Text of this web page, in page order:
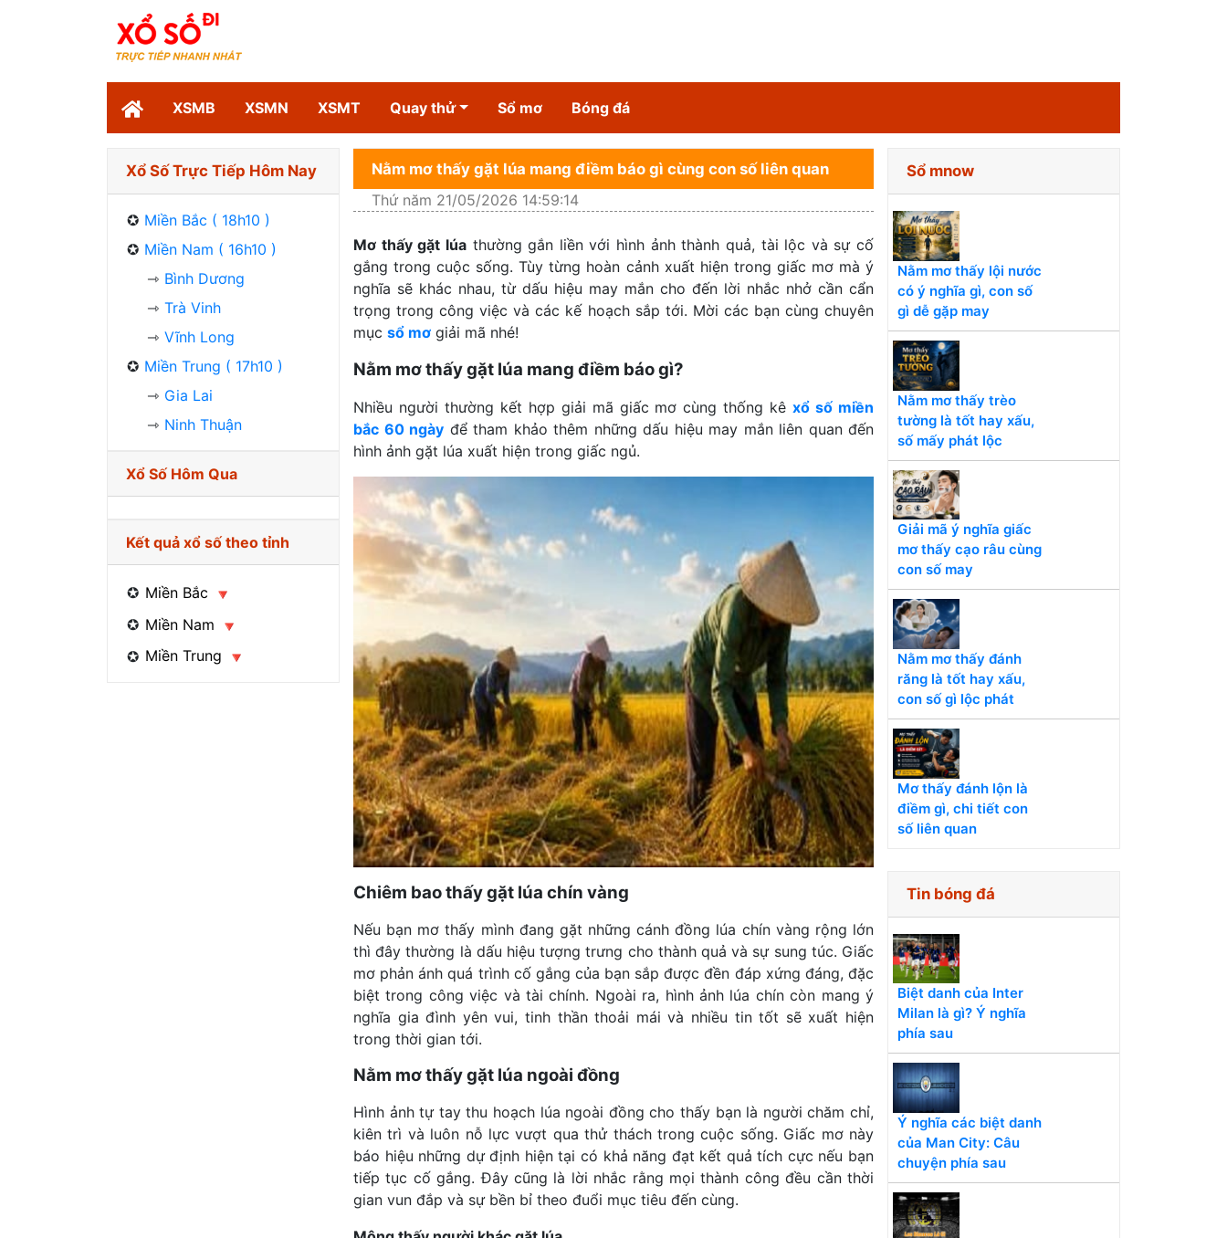
XSMB XSMN XSMT Quay thử Sổ mơ Bóng đá
Xổ Số Trực Tiếp Hôm Nay
Miền Bắc ( 18h10 )
Miền Nam ( 16h10 )
Bình Dương
Trà Vinh
Vĩnh Long
Miền Trung ( 17h10 )
Gia Lai
Ninh Thuận
Xổ Số Hôm Qua
Kết quả xổ số theo tỉnh
Miền Bắc
Miền Nam
Miền Trung
Nằm mơ thấy gặt lúa mang điềm báo gì cùng con số liên quan
Thứ năm 21/05/2026 14:59:14
Mơ thấy gặt lúathường gắn liền với hình ảnh thành quả, tài lộc và sự cố
gắng trong cuộc sống. Tùy từng hoàn cảnh xuất hiện trong giấc mơ mà ý
nghĩa sẽ khác nhau, từ dấu hiệu may mắn cho đến lời nhắc nhở cần cẩn
trọng trong công việc và các kế hoạch sắp tới. Mời các bạn cùng chuyên
mục sổ mơ giải mã nhé!
Nằm mơ thấy gặt lúa mang điềm báo gì?
Nhiều người thường kết hợp giải mã giấc mơ cùng thống kêxổ số miền
bắc 60 ngày để tham khảo thêm những dấu hiệu may mắn liên quan đến
hình ảnh gặt lúa xuất hiện trong giấc ngủ.
Chiêm bao thấy gặt lúa chín vàng
Nếu bạn mơ thấy mình đang gặt những cánh đồng lúa chín vàng rộng lớn
thì đây thường là dấu hiệu tượng trưng cho thành quả và sự sung túc. Giấc
mơ phản ánh quá trình cố gắng của bạn sắp được đền đáp xứng đáng, đặc
biệt trong công việc và tài chính. Ngoài ra, hình ảnh lúa chín còn mang ý
nghĩa gia đình yên vui, tinh thần thoải mái và nhiều tin tốt sẽ xuất hiện
trong thời gian tới.
Nằm mơ thấy gặt lúa ngoài đồng
Hình ảnh tự tay thu hoạch lúa ngoài đồng cho thấy bạn là người chăm chỉ,
kiên trì và luôn nỗ lực vượt qua thử thách trong cuộc sống. Giấc mơ này
báo hiệu những dự định hiện tại có khả năng đạt kết quả tích cực nếu bạn
tiếp tục cố gắng. Đây cũng là lời nhắc rằng mọi thành công đều cần thời
gian vun đắp và sự bền bỉ theo đuổi mục tiêu đến cùng.
Sổ mnow
Nằm mơ thấy lội nước
có ý nghĩa gì, con số
gì dễ gặp may
Nằm mơ thấy trèo
tường là tốt hay xấu,
số mấy phát lộc
Giải mã ý nghĩa giấc
mơ thấy cạo râu cùng
con số may
Nằm mơ thấy đánh
răng là tốt hay xấu,
con số gì lộc phát
Mơ thấy đánh lộn là
điềm gì, chi tiết con
số liên quan
Tin bóng đá
Biệt danh của Inter
Milan là gì? Ý nghĩa
phía sau
Ý nghĩa các biệt danh
của Man City: Câu
chuyện phía sau